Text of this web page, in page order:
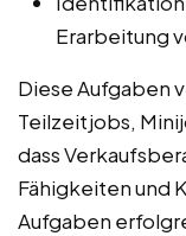
Erarbeitung
Diese Aufgaben
Teilzeitjobs,
dass
Fähigkeiten und
Aufgaben